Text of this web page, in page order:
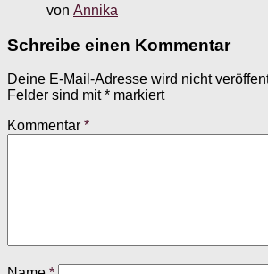
von Annika
Schreibe einen Kommentar
Deine E-Mail-Adresse wird nicht
Felder sind mit* markiert
Kommentar *